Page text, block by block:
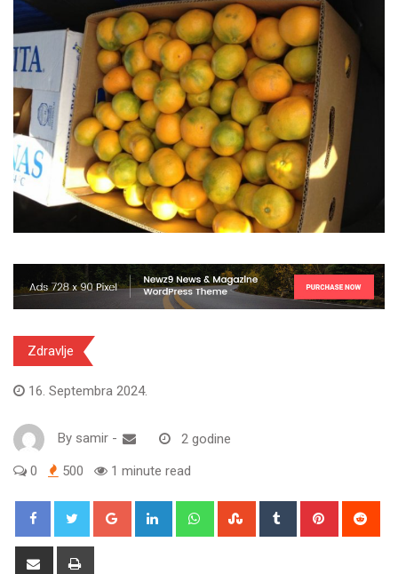
Zdravlje
16. Septembra 2024.
By samir - 2 godine
0 500 1 minute read
Google+ LinkedIn WhatsappStumbleUpon
Tumblr Pinterest
Share